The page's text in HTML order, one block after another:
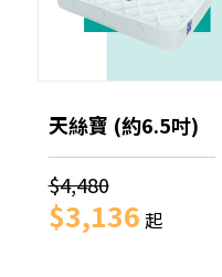
天絲寶 (約6.5吋)
$4,480
$3,136 起